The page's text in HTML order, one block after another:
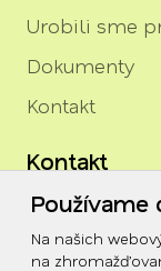
Používame
Na našich
na
Urobili sme
Dokumenty
Kontakt
Kontakt
045/678 70